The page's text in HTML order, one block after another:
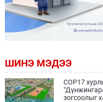
ШИНЭ МЭДЭЭ
COP17
зогсоолыг